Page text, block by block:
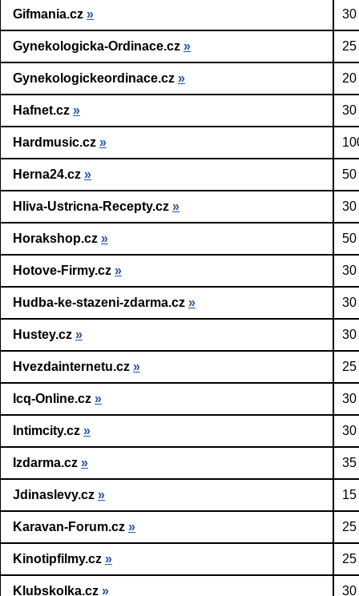
Gifmania.cz » 30
Gynekologicka-Ordinace.cz »
Gynekologickeordinace.cz »
Hafnet.cz » 30
Hardmusic.cz »
Herna24.cz » 50
Hliva-Ustricna-Recepty.cz » 30
Horakshop.cz » 50
Hotove-Firmy.cz » 30
Hudba-ke-stazeni-zdarma.cz » 30
Hustey.cz » 30
Hvezdainternetu.cz »
Icq-Online.cz » 30
Intimcity.cz » 30
Izdarma.cz » 35
Jdinaslevy.cz »
Karavan-Forum.cz »
Kinotipfilmy.cz »
Klubskolka.cz » 30